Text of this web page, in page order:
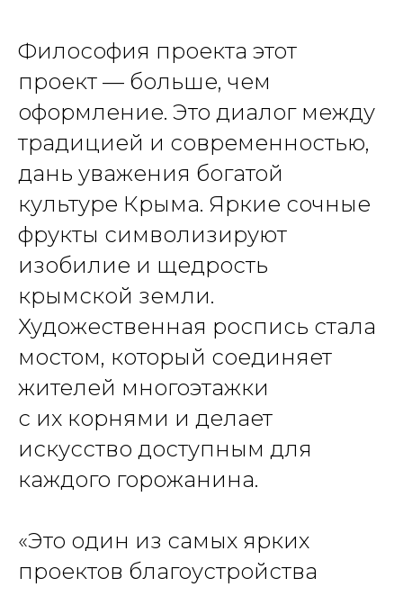
Философия проекта этот
проект — больше, чем
оформление. Это диалог между
традицией и современностью,
дань уважения богатой
культуре Крыма. Яркие сочные
фрукты символизируют
изобилие и щедрость
крымской земли.
Художественная роспись стала
мостом, который соединяет
жителей многоэтажки
с их корнями и делает
искусство доступным для
каждого горожанина.
«Это один из самых ярких
проектов благоустройства